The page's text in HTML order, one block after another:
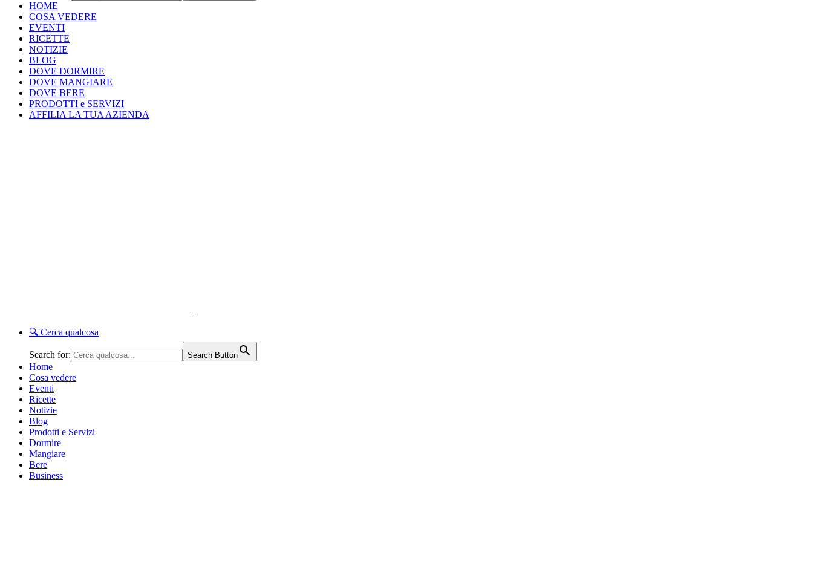
HOME
COSA VEDERE
EVENTI
RICETTE
NOTIZIE
BLOG
DOVE DORMIRE
DOVE MANGIARE
DOVE BERE
PRODOTTI e SERVIZI
AFFILIA LA TUA AZIENDA
🔍 Cerca qualcosa
Search for: Search Button
Home
Cosa vedere
Eventi
Ricette
Notizie
Blog
Prodotti e Servizi
Dormire
Mangiare
Bere
Business